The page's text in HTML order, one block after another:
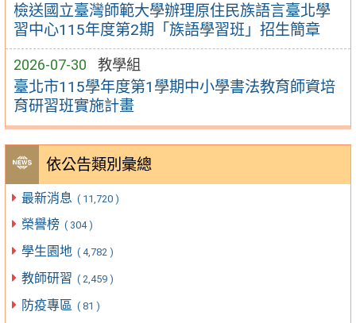
檢送國立臺灣師範大學辦理原住民族語言臺北學
習中心115年度第2期「族語學習班」招生簡章
2026-07-30 教學組
臺北市115學年度第1學期中小學書法教育師資培
育研習班實施計畫
依公告類別彙總
最新消息 ( 11,720 )
榮譽榜 ( 304 )
學生園地 ( 4,782 )
教師研習 ( 2,459 )
防疫專區 ( 81 )